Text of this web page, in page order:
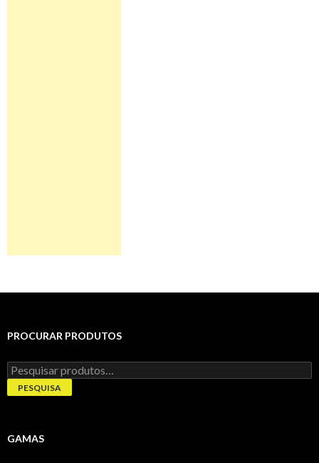
PROCURAR PRODUTOS
Pesquisar
por:
PESQUISA
GAMAS